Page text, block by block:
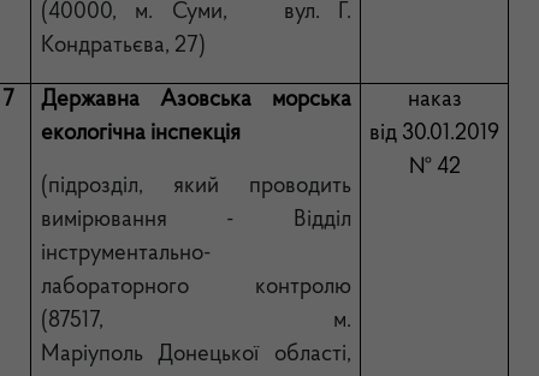
(40000, м. Суми, вул. Г.
Кондратьєва, 27)
7
Державна Азовська морська
екологічна інспекція
(підрозділ,
який проводить
вимірювання - Відділ
інструментально-
лабораторного контролю
(87517, м.
Маріуполь Донецької області,
наказ
від 30.01.2019
№ 42